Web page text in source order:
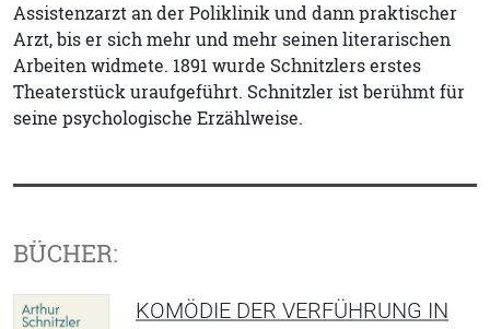
Assistenzarzt an der Poliklinik und dann praktischer
Arzt, bis er sich mehr und mehr seinen literarischen
Arbeiten widmete. 1891 wurde Schnitzlers erstes
Theaterstück uraufgeführt. Schnitzler ist berühmt für
seine psychologische Erzählweise.
BÜCHER:
KOMÖDIE DER VERFÜHRUNG IN